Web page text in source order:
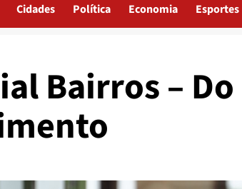
Cidades Política Economia Esportes
Bairros –